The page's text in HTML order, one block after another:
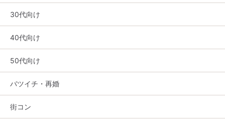
30代向け
40代向け
50代向け
バツイチ・再婚
街コン